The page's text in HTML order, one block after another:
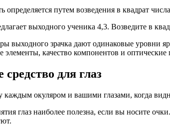
определяется путем возведения в квадрат
выходного ученика 4,3. Возведите в
выходного зрачка дают одинаковые уровни
качество компонентов и
для глаз
каждым окуляром и вашими глазами, когда
глаз наиболее полезна, если вы носите